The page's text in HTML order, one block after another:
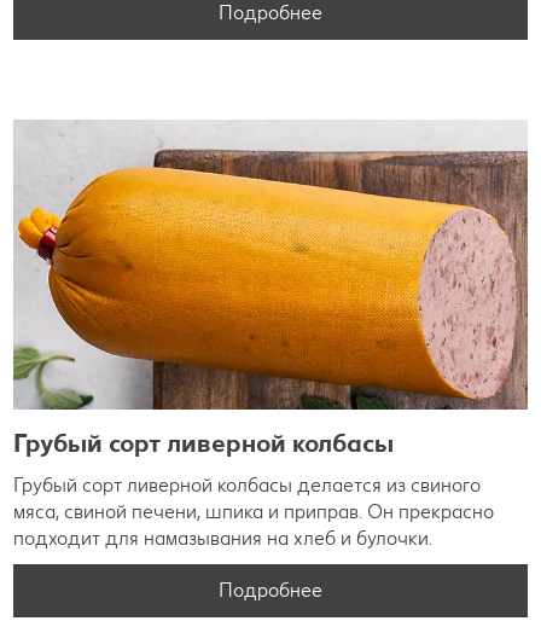
Подробнее
Грубый сорт ливерной колбасы
Грубый сорт ливерной колбасы делается из свиного
мяса, свиной печени, шпика и приправ. Он прекрасно
подходит для намазывания на хлеб и булочки.
Подробнее